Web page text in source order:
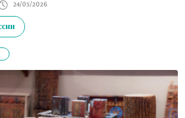
24/05/2026